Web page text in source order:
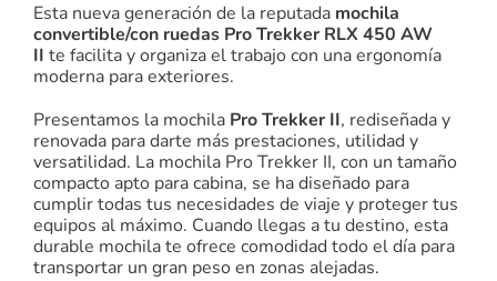
Esta nueva generación de la reputada mochila
convertible/con ruedas Pro Trekker RLX 450 AW
II te facilita y organiza el trabajo con una ergonomía
moderna para exteriores.
Presentamos la mochila Pro Trekker II, rediseñada y
renovada para darte más prestaciones, utilidad y
versatilidad. La mochila Pro Trekker II, con un tamaño
compacto apto para cabina, se ha diseñado para
cumplir todas tus necesidades de viaje y proteger tus
equipos al máximo. Cuando llegas a tu destino, esta
durable mochila te ofrece comodidad todo el día para
transportar un gran peso en zonas alejadas.